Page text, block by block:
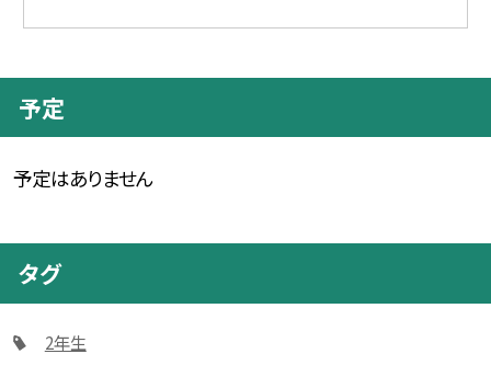
予定
予定はありません
タグ
2年生